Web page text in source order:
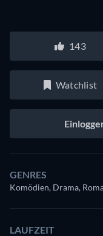
143
Watchlist
GENRES
Komödien, Drama,
LAUFZEIT